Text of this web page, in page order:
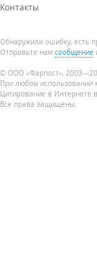
Контакты
Обнаружили ошибку, есть
Отправьте нам сообщение
© ООО «Фарпост»,
При любом использовании
Цитирование в Интернете
Все права защищены.